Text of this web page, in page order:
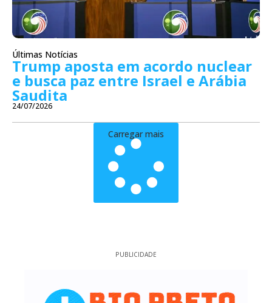
Últimas Notícias
Trump aposta em acordo nuclear
e busca paz entre Israel e Arábia
Saudita
24/07/2026
Carregar mais
PUBLICIDADE